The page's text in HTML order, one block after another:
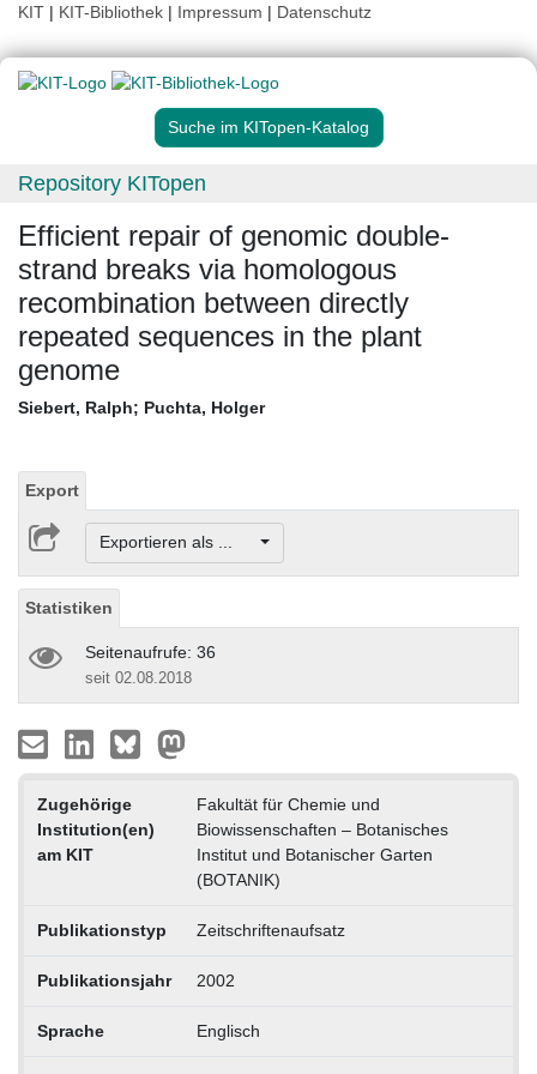
KIT | KIT-Bibliothek | Impressum | Datenschutz
Suche im KITopen-Katalog
Repository KITopen
Efficient repair of genomic double-
strand breaks via homologous
recombination between directly
repeated sequences in the plant
genome
Siebert, Ralph; Puchta, Holger
Export
Exportieren als ...
Statistiken
Seitenaufrufe: 36
seit 02.08.2018
Zugehörige
Institution(en)
am KIT
Fakultät für Chemie und
Biowissenschaften – Botanisches
Institut und Botanischer Garten
(BOTANIK)
Publikationstyp Zeitschriftenaufsatz
Publikationsjahr 2002
Sprache Englisch